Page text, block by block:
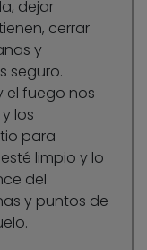
dejar
cerrar
y
seguro.
el fuego nos
los
para
limpio y lo
del
y puntos de